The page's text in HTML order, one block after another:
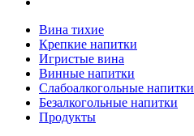
Вина тихие
Крепкие напитки
Игристые вина
Винные напитки
Слабоалкогольные напитки
Безалкогольные напитки
Продукты